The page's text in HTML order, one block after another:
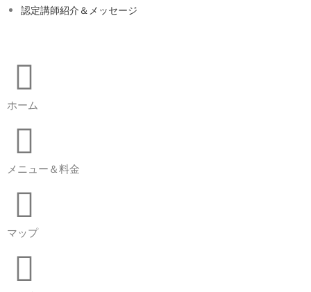
認定講師紹介＆メッセージ
ホーム
メニュー＆料金
マップ